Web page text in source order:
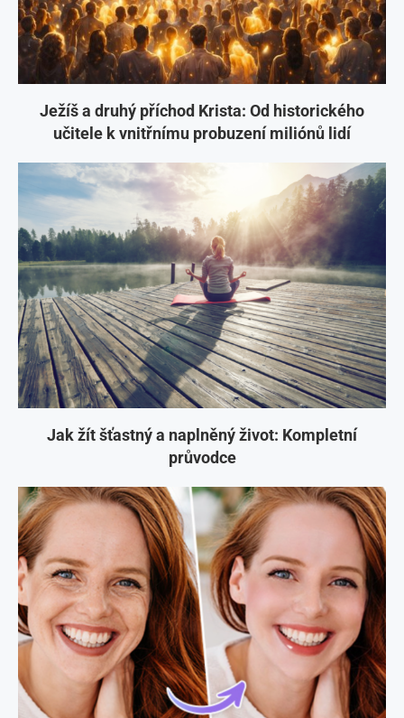
Ježíš a druhý příchod Krista: Od historického
učitele k vnitřnímu probuzení miliónů lidí
Jak žít šťastný a naplněný život: Kompletní
průvodce